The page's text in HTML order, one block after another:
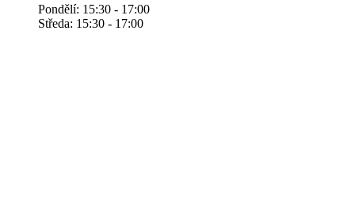
Pondělí: 15:30 - 17:00
Středa: 15:30 - 17:00